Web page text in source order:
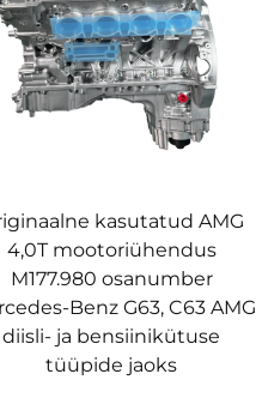
kasutatud AMG
4,0T mootoriühendus
M177.980 osanumber
Benz G63, C63 AMG
diisli- ja bensiinikütuse
tüüpide jaoks